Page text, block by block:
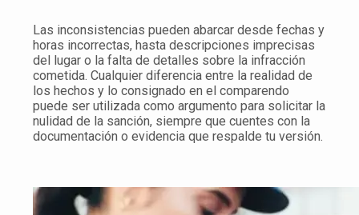
Las inconsistencias pueden abarcar desde fechas y
horas incorrectas, hasta descripciones imprecisas
del lugar o la falta de detalles sobre la infracción
cometida. Cualquier diferencia entre la realidad de
los hechos y lo consignado en el comparendo
puede ser utilizada como argumento para solicitar la
nulidad de la sanción, siempre que cuentes con la
documentación o evidencia que respalde tu versión.